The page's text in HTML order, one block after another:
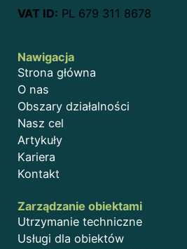
VAT ID: PL 679 311 8678
Nawigacja
Strona główna
O nas
Obszary działalności
Nasz cel
Artykuły
Kariera
Kontakt
Zarządzanie obiektami
Utrzymanie techniczne
Usługi dla obiektów